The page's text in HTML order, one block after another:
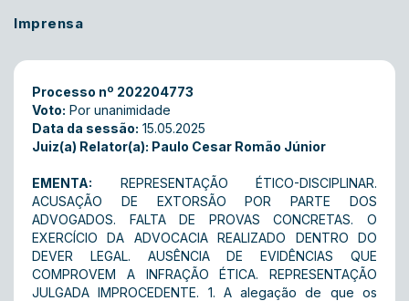
Imprensa
Processo nº 202204773
Voto: Por unanimidade
Data da sessão: 15.05.2025
Juiz(a) Relator(a): Paulo Cesar Romão Júnior
EMENTA: REPRESENTAÇÃO ÉTICO-DISCIPLINAR.
ACUSAÇÃO DE EXTORSÃO POR PARTE DOS
ADVOGADOS. FALTA DE PROVAS CONCRETAS. O
EXERCÍCIO DA ADVOCACIA REALIZADO DENTRO DO
DEVER LEGAL. AUSÊNCIA DE EVIDÊNCIAS QUE
COMPROVEM A INFRAÇÃO ÉTICA. REPRESENTAÇÃO
JULGADA IMPROCEDENTE. 1. A alegação de que os